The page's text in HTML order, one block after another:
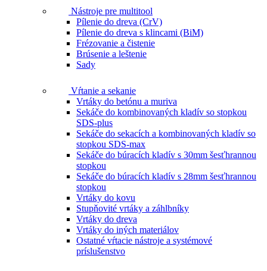
Nástroje pre multitool
Pílenie do dreva (CrV)
Pílenie do dreva s klincami (BiM)
Frézovanie a čistenie
Brúsenie a leštenie
Sady
Vŕtanie a sekanie
Vrtáky do betónu a muriva
Sekáče do kombinovaných kladív so stopkou
SDS-plus
Sekáče do sekacích a kombinovaných kladív so
stopkou SDS-max
Sekáče do búracích kladív s 30mm šesťhrannou
stopkou
Sekáče do búracích kladív s 28mm šesťhrannou
stopkou
Vrtáky do kovu
Stupňovité vrtáky a záhlbníky
Vrtáky do dreva
Vrtáky do iných materiálov
Ostatné vŕtacie nástroje a systémové
príslušenstvo